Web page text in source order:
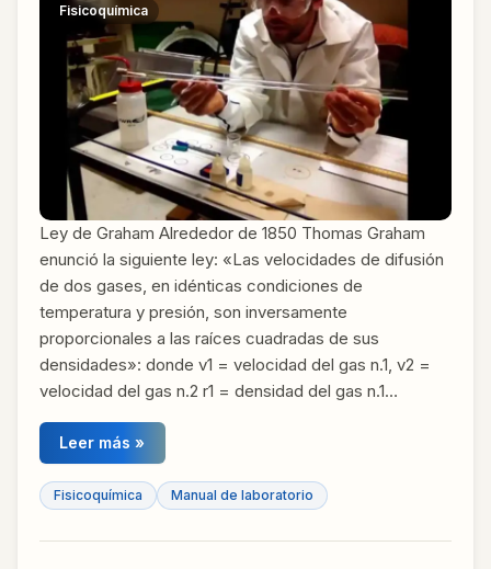
Fisicoquímica
Ley de Graham Alrededor de 1850 Thomas Graham
enunció la siguiente ley: «Las velocidades de difusión
de dos gases, en idénticas condiciones de
temperatura y presión, son inversamente
proporcionales a las raíces cuadradas de sus
densidades»: donde v1 = velocidad del gas n.1, v2 =
velocidad del gas n.2 r1 = densidad del gas n.1…
Leer más »
Fisicoquímica Manual de laboratorio